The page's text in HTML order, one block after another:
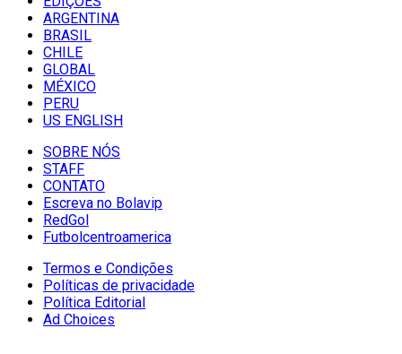
ARGENTINA
BRASIL
CHILE
GLOBAL
MÉXICO
PERU
US ENGLISH
SOBRE NÓS
STAFF
CONTATO
Escreva no Bolavip
RedGol
Futbolcentroamerica
Termos e Condições
Políticas de privacidade
Política Editorial
Ad Choices